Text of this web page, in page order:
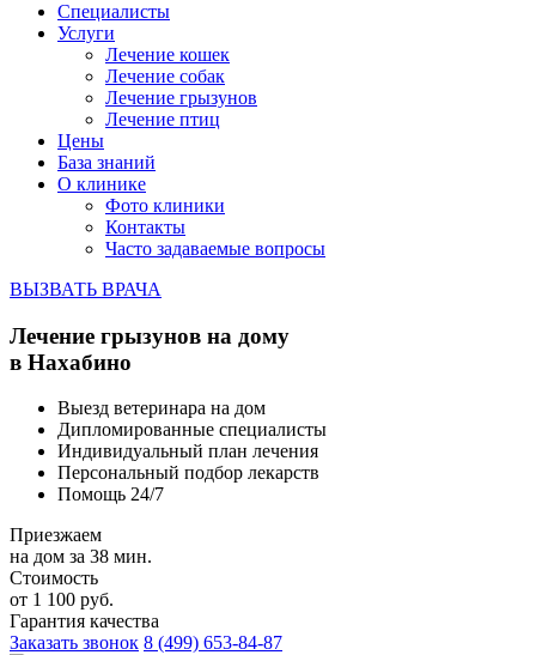
Специалисты
Услуги
Лечение кошек
Лечение собак
Лечение грызунов
Лечение птиц
Цены
База знаний
О клинике
Фото клиники
Контакты
Часто задаваемые вопросы
ВЫЗВАТЬ ВРАЧА
Лечение грызунов на дому
в Нахабино
Выезд ветеринара на дом
Дипломированные специалисты
Индивидуальный план лечения
Персональный подбор лекарств
Помощь 24/7
Приезжаем
на дом за 38 мин.
Стоимость
от 1 100 руб.
Гарантия качества
Заказать звонок 8 (499) 653-84-87